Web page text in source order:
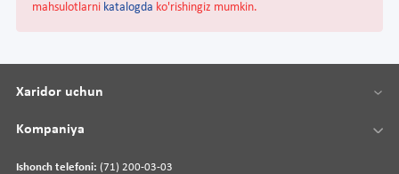
mahsulotlarni katalogda ko'rishingiz mumkin.
Ishonch telefoni: (71) 200-03-03
Xaridor uchun
Kompaniya